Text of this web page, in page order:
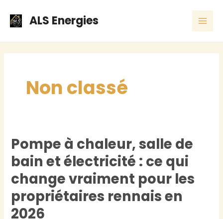
ALS Energies
Non classé
Pompe à chaleur, salle de
bain et électricité : ce qui
change vraiment pour les
propriétaires rennais en
2026
Pompe
à
chaleur,
salle
de
bain